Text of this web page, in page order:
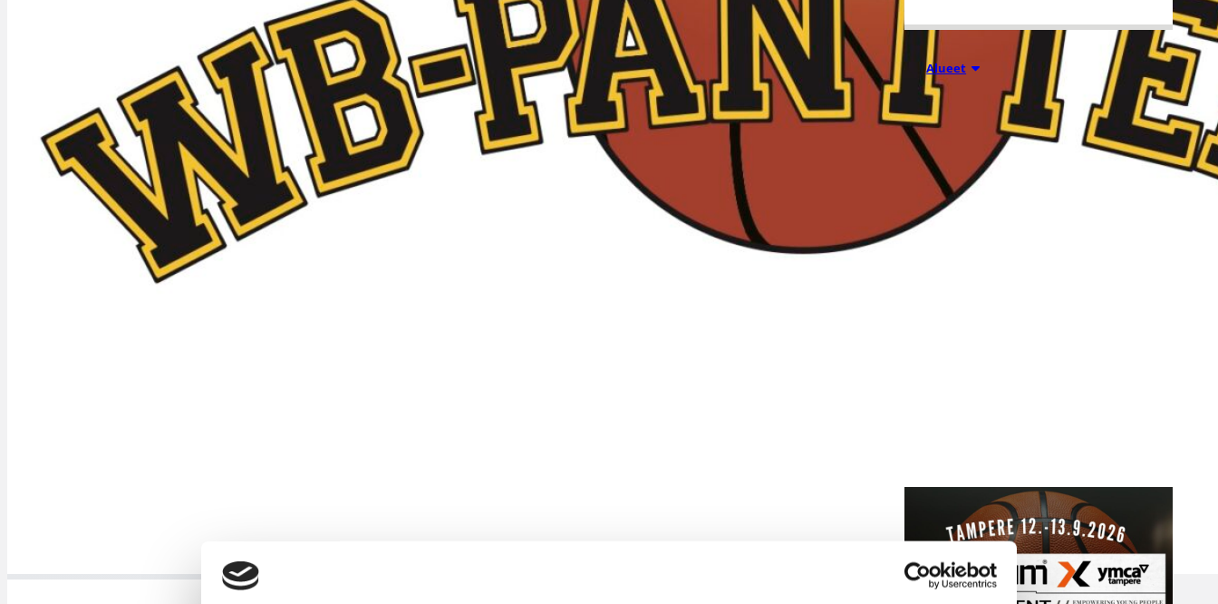
Alueet 01.08.2026 16:31
Mikko
Salminen BC
Nokian